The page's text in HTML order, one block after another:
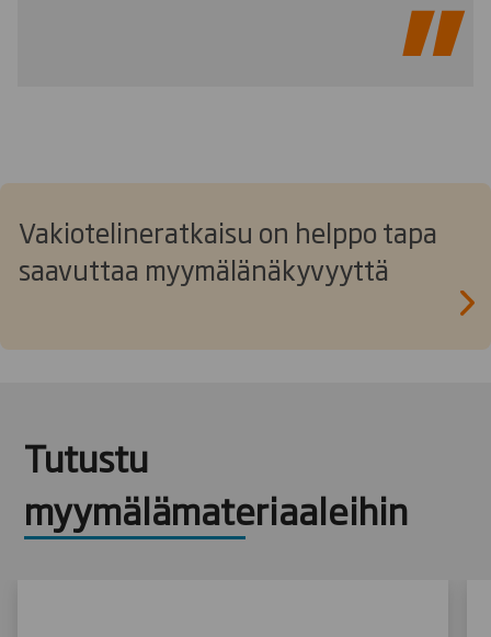
Vakiotelineratkaisu on helppo tapa
saavuttaa myymälänäkyvyyttä
Tutustu
myymälämateriaaleihin